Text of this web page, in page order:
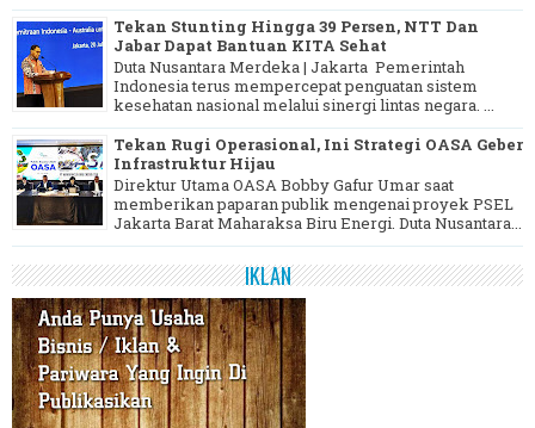
Tekan Stunting Hingga 39 Persen, NTT Dan
Jabar Dapat Bantuan KITA Sehat
Duta Nusantara Merdeka | Jakarta Pemerintah
Indonesia terus mempercepat penguatan sistem
kesehatan nasional melalui sinergi lintas negara. ...
Tekan Rugi Operasional, Ini Strategi OASA Geber
Infrastruktur Hijau
Direktur Utama OASA Bobby Gafur Umar saat
memberikan paparan publik mengenai proyek PSEL
Jakarta Barat Maharaksa Biru Energi. Duta Nusantara...
IKLAN